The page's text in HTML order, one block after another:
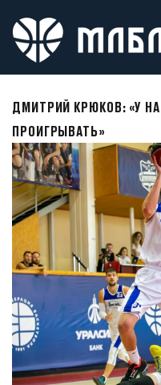
ДМИТРИЙ КРЮКОВ: «У
ПРОИГРЫВАТЬ»